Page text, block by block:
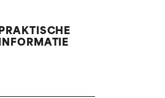
PRAKTISCHE
INFORMATIE